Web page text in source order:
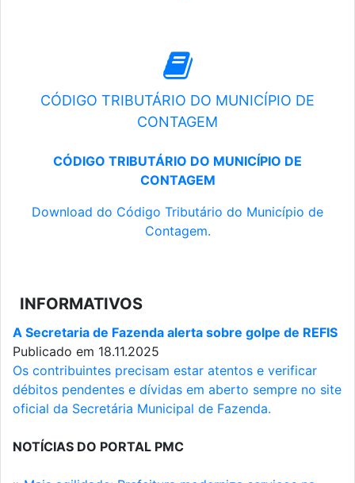
CÓDIGO TRIBUTÁRIO DO MUNICÍPIO DE
CONTAGEM
CÓDIGO TRIBUTÁRIO DO MUNICÍPIO DE
CONTAGEM
Download do Código Tributário do Município de
Contagem.
INFORMATIVOS
A Secretaria de Fazenda alerta sobre golpe de REFIS
Publicado em 18.11.2025
Os contribuintes precisam estar atentos e verificar
débitos pendentes e dívidas em aberto sempre no site
oficial da Secretária Municipal de Fazenda.
NOTÍCIAS DO PORTAL PMC